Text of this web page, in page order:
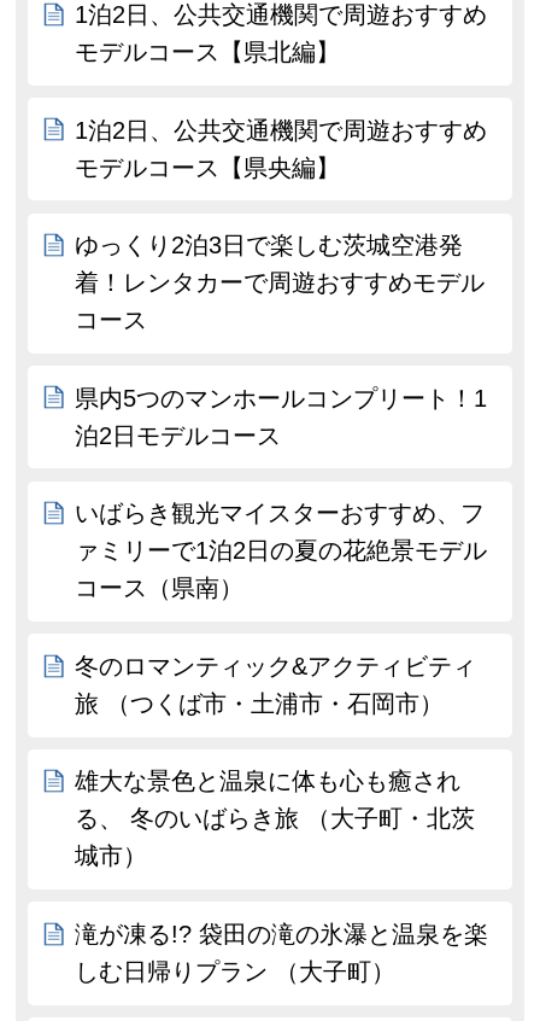
1泊2日、公共交通機関で周遊おすすめ
モデルコース【県北編】
1泊2日、公共交通機関で周遊おすすめ
モデルコース【県央編】
ゆっくり2泊3日で楽しむ茨城空港発
着！レンタカーで周遊おすすめモデル
コース
県内5つのマンホールコンプリート！1
泊2日モデルコース
いばらき観光マイスターおすすめ、フ
ァミリーで1泊2日の夏の花絶景モデル
コース（県南）
冬のロマンティック&アクティビティ
旅 （つくば市・土浦市・石岡市）
雄大な景色と温泉に体も心も癒され
る、 冬のいばらき旅 （大子町・北茨
城市）
滝が凍る!? 袋田の滝の氷瀑と温泉を楽
しむ日帰りプラン （大子町）